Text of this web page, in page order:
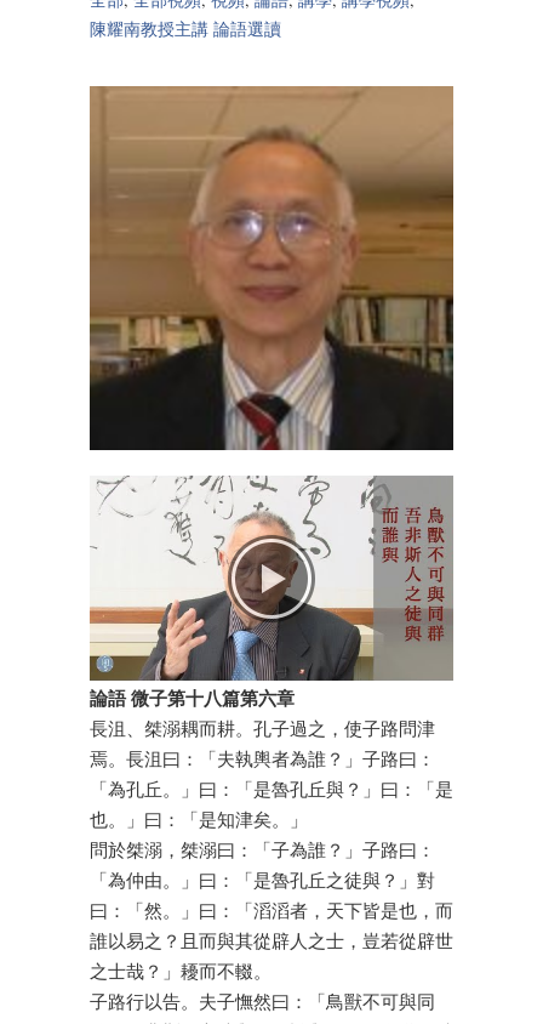
陳耀南教授主講 論語選讀
論語 微子第十八篇第六章
長沮、桀溺耦而耕。孔子過之，使子路問津
焉。長沮曰：「夫執輿者為誰？」子路曰：
「為孔丘。」曰：「是魯孔丘與？」曰：「是
也。」曰：「是知津矣。」
問於桀溺，桀溺曰：「子為誰？」子路曰：
「為仲由。」曰：「是魯孔丘之徒與？」對
曰：「然。」曰：「滔滔者，天下皆是也，而
誰以易之？且而與其從辟人之士，豈若從辟世
之士哉？」耰而不輟。
子路行以告。夫子憮然曰：「鳥獸不可與同